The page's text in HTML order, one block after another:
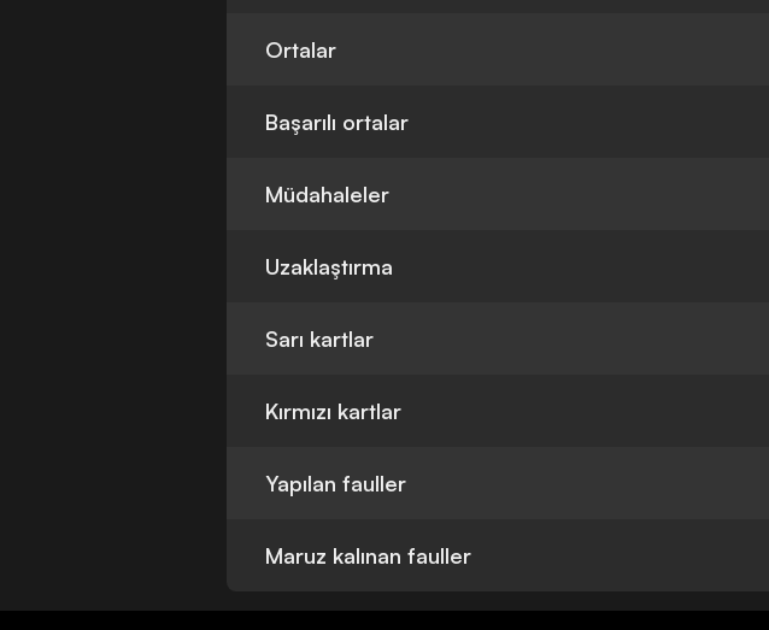
Ortalar
Başarılı ortalar
Müdahaleler
Uzaklaştırma
Sarı kartlar
Kırmızı kartlar
Yapılan fauller
Maruz kalınan fauller